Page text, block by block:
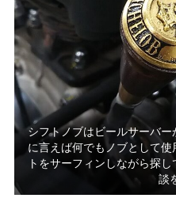
シフトノブはビールサーバ
に言えば何でもノブとして
トをサーフィンしながら探
談